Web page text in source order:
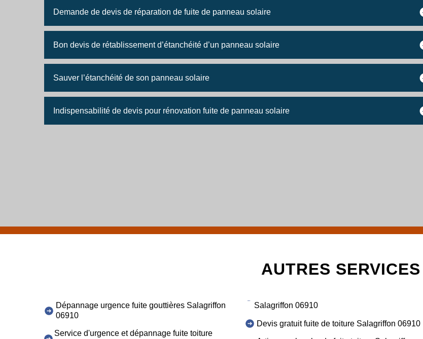
Demande de devis de réparation de fuite de panneau solaire
Bon devis de rétablissement d’étanchéité d’un panneau solaire
Sauver l’étanchéité de son panneau solaire
Indispensabilité de devis pour rénovation fuite de panneau solaire
AUTRES SERVICES
Dépannage urgence fuite gouttières Salagriffon
06910
Service d'urgence et dépannage fuite toiture
Salagriffon 06910
Devis gratuit fuite de toiture Salagriffon 06910